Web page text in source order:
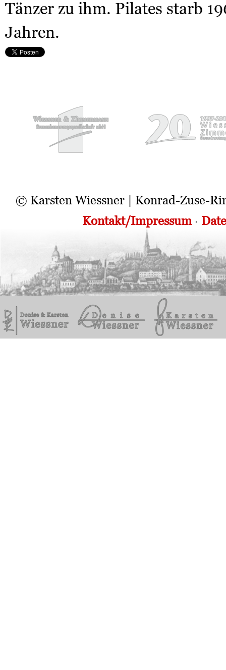
Tänzer zu ihm. Pilates starb
Jahren.
© Karsten Wiessner | Konrad-Zuse-
Kontakt/Impressum·